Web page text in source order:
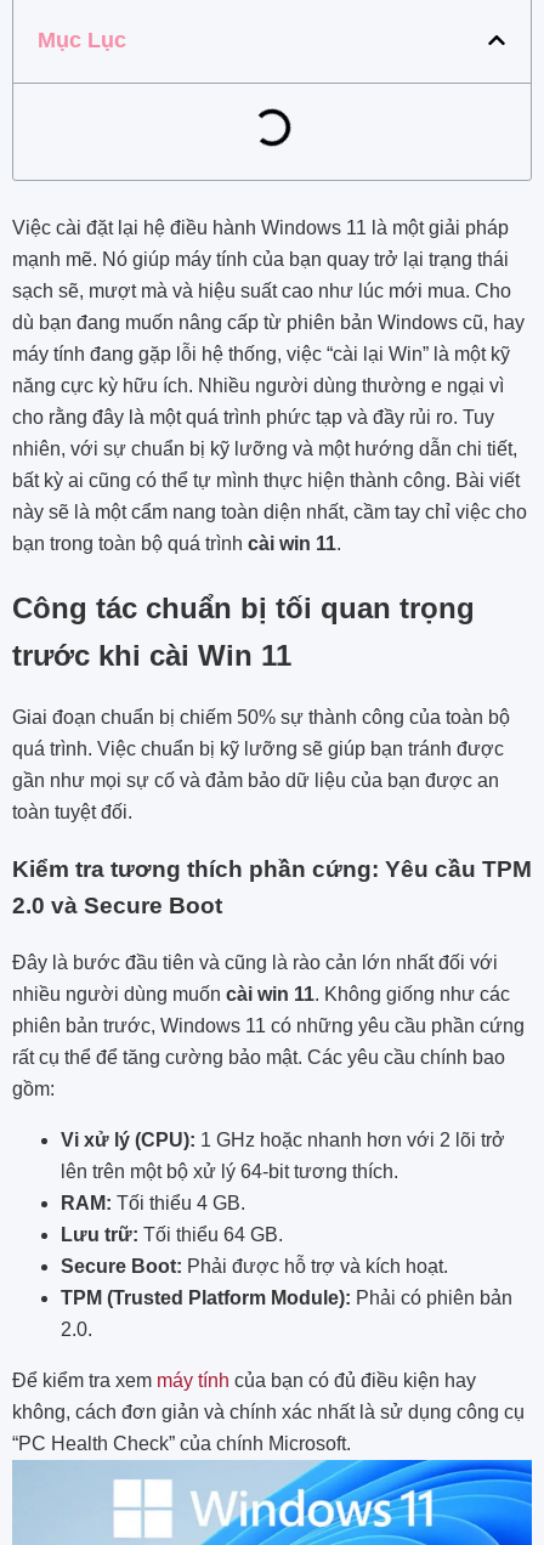
Mục Lục
Việc cài đặt lại hệ điều hành Windows 11 là một giải pháp
mạnh mẽ. Nó giúp máy tính của bạn quay trở lại trạng thái
sạch sẽ, mượt mà và hiệu suất cao như lúc mới mua. Cho
dù bạn đang muốn nâng cấp từ phiên bản Windows cũ, hay
máy tính đang gặp lỗi hệ thống, việc “cài lại Win” là một kỹ
năng cực kỳ hữu ích. Nhiều người dùng thường e ngại vì
cho rằng đây là một quá trình phức tạp và đầy rủi ro. Tuy
nhiên, với sự chuẩn bị kỹ lưỡng và một hướng dẫn chi tiết,
bất kỳ ai cũng có thể tự mình thực hiện thành công. Bài viết
này sẽ là một cẩm nang toàn diện nhất, cầm tay chỉ việc cho
bạn trong toàn bộ quá trình cài win 11.
Công tác chuẩn bị tối quan trọng
trước khi cài Win 11
Giai đoạn chuẩn bị chiếm 50% sự thành công của toàn bộ
quá trình. Việc chuẩn bị kỹ lưỡng sẽ giúp bạn tránh được
gần như mọi sự cố và đảm bảo dữ liệu của bạn được an
toàn tuyệt đối.
Kiểm tra tương thích phần cứng: Yêu cầu TPM
2.0 và Secure Boot
Đây là bước đầu tiên và cũng là rào cản lớn nhất đối với
nhiều người dùng muốn cài win 11. Không giống như các
phiên bản trước, Windows 11 có những yêu cầu phần cứng
rất cụ thể để tăng cường bảo mật. Các yêu cầu chính bao
gồm:
Vi xử lý (CPU): 1 GHz hoặc nhanh hơn với 2 lõi trở
lên trên một bộ xử lý 64-bit tương thích.
RAM: Tối thiểu 4 GB.
Lưu trữ: Tối thiểu 64 GB.
Secure Boot: Phải được hỗ trợ và kích hoạt.
TPM (Trusted Platform Module): Phải có phiên bản
2.0.
Để kiểm tra xem máy tính của bạn có đủ điều kiện hay
không, cách đơn giản và chính xác nhất là sử dụng công cụ
“PC Health Check” của chính Microsoft.